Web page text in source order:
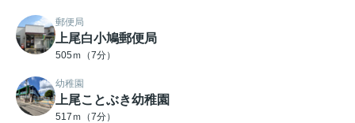
郵便局
上尾白小鳩郵便局
505ｍ（7分）
幼稚園
上尾ことぶき幼稚園
517ｍ（7分）